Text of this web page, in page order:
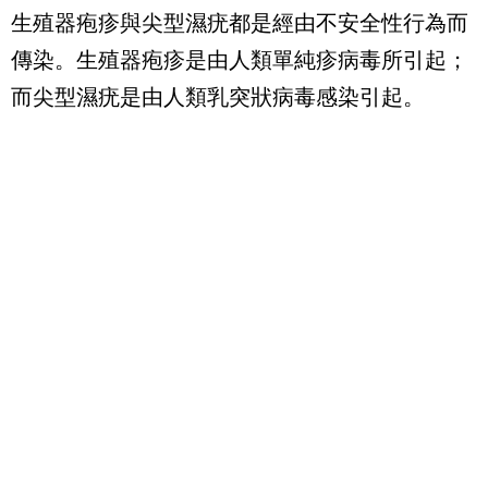
生殖器疱疹與尖型濕疣都是經由不安全性行為而
傳染。生殖器疱疹是由人類單純疹病毒所引起；
而尖型濕疣是由人類乳突狀病毒感染引起。